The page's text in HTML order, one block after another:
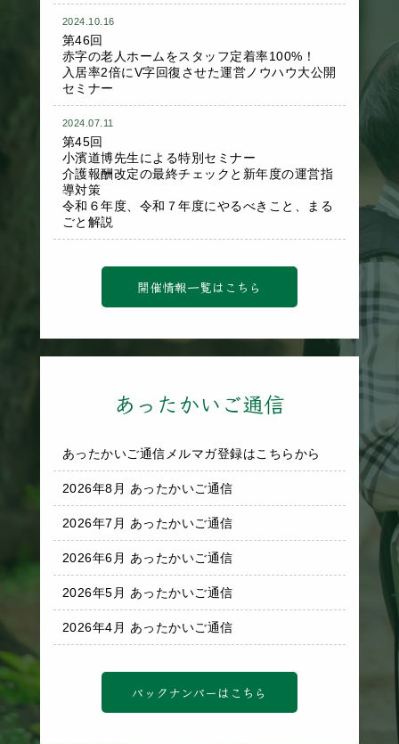
2024.10.16
第46回
赤字の老人ホームをスタッフ定着率100%！
入居率2倍にV字回復させた運営ノウハウ大公開
セミナー
2024.07.11
第45回
小濱道博先生による特別セミナー
介護報酬改定の最終チェックと新年度の運営指
導対策
令和６年度、令和７年度にやるべきこと、まる
ごと解説
開催情報一覧はこちら
あったかいご通信
あったかいご通信メルマガ登録はこちらから
2026年8月 あったかいご通信
2026年7月 あったかいご通信
2026年6月 あったかいご通信
2026年5月 あったかいご通信
2026年4月 あったかいご通信
バックナンバーはこちら